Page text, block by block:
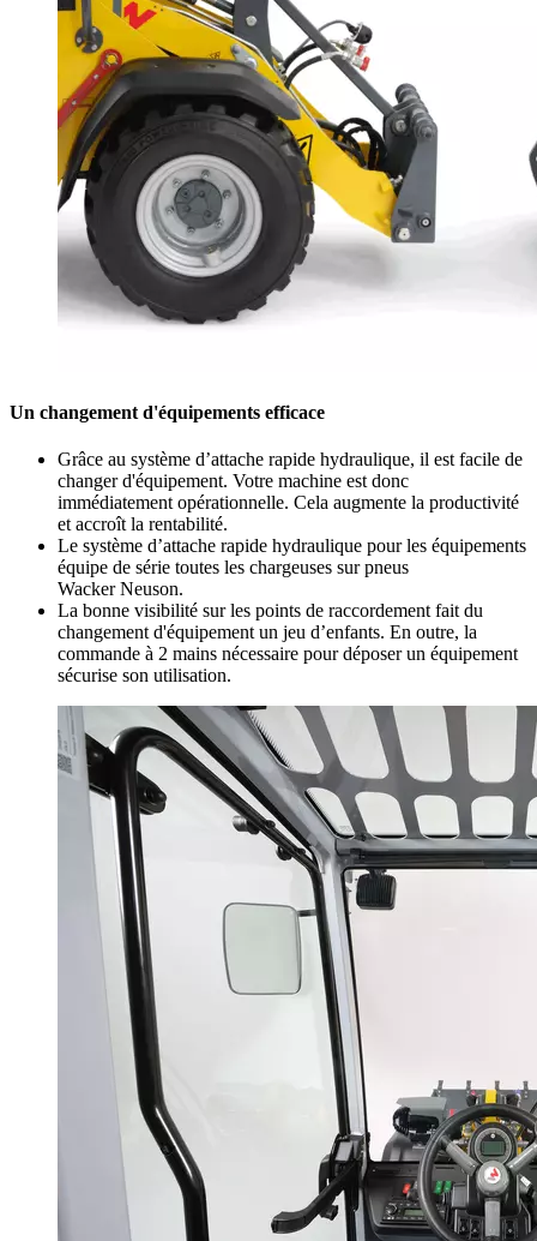
Un changement d'équipements efficace
Grâce au système d’attache rapide hydraulique, il est facile de
changer d'équipement. Votre machine est donc
immédiatement opérationnelle. Cela augmente la productivité
et accroît la rentabilité.
Le système d’attache rapide hydraulique pour les équipements
équipe de série toutes les chargeuses sur pneus
Wacker Neuson.
La bonne visibilité sur les points de raccordement fait du
changement d'équipement un jeu d’enfants. En outre, la
commande à 2 mains nécessaire pour déposer un équipement
sécurise son utilisation.